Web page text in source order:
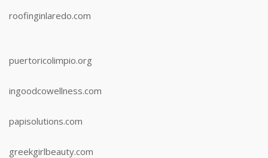
roofinginlaredo.com
puertoricolimpio.org
ingoodcowellness.com
papisolutions.com
greekgirlbeauty.com